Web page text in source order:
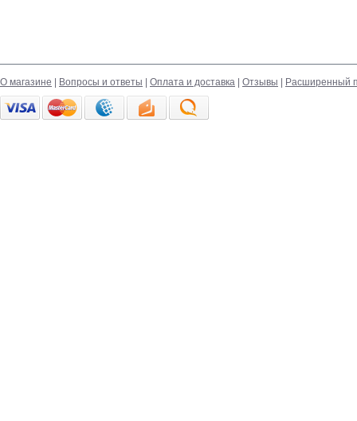
О магазине Вопросы и ответы Оплата и доставка Отзывы Расширенный